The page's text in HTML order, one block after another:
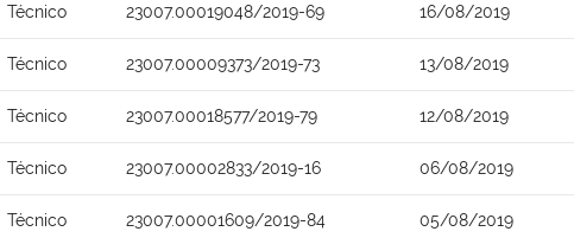
Técnico 23007.00019048/2019-69 16/08/2019
Técnico 23007.00009373/2019-73 13/08/2019
Técnico 23007.00018577/2019-79 12/08/2019
Técnico 23007.00002833/2019-16 06/08/2019
Técnico 23007.00001609/2019-84 05/08/2019